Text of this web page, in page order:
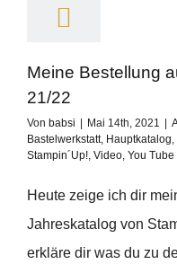
Meine Bestellung
21/22
Von babsi Mai 14th, 2021
Bastelwerkstatt, Hauptkatalog,
Stampin´Up!, Video, You Tube
Heute zeige ich dir
Jahreskatalog von
erkläre dir was du zu